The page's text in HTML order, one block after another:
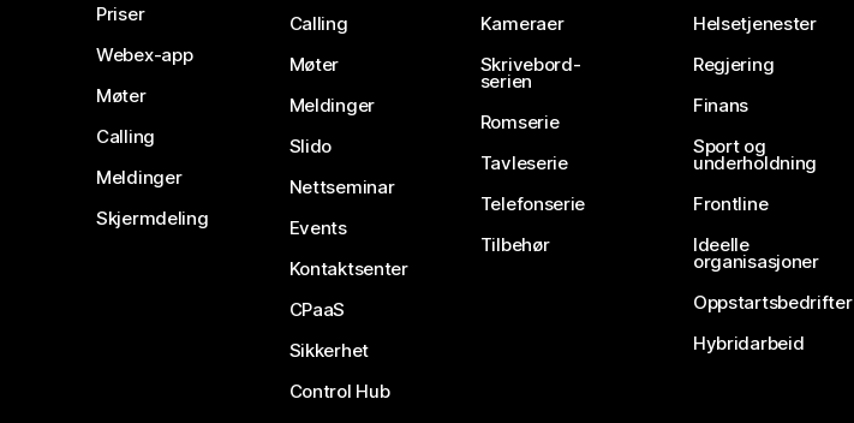
Priser
Webex-app
Møter
Calling
Meldinger
Skjermdeling
Calling
Møter
Meldinger
Slido
Nettseminar
Events
Kontaktsenter
CPaaS
Sikkerhet
Control Hub
Kameraer
Skrivebord-
serien
Romserie
Tavleserie
Telefonserie
Tilbehør
Helsetjenester
Regjering
Finans
Sport og
underholdning
Frontline
Ideelle
organisasjoner
Oppstartsbedrifter
Hybridarbeid